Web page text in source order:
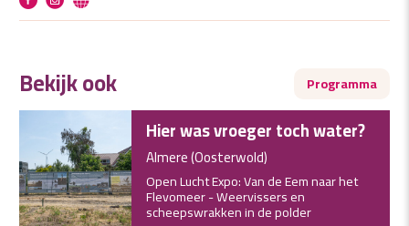
Bekijk ook Programma
Hier was vroeger toch water?
Almere (Oosterwold)
Open Lucht Expo: Van de Eem naar het
Flevomeer - Weervissers en
scheepswrakken in de polder